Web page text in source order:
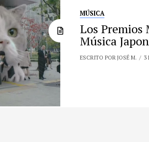
MÚSICA
Los Premios
Música
ESCRITO POR JOSÉ M. 3